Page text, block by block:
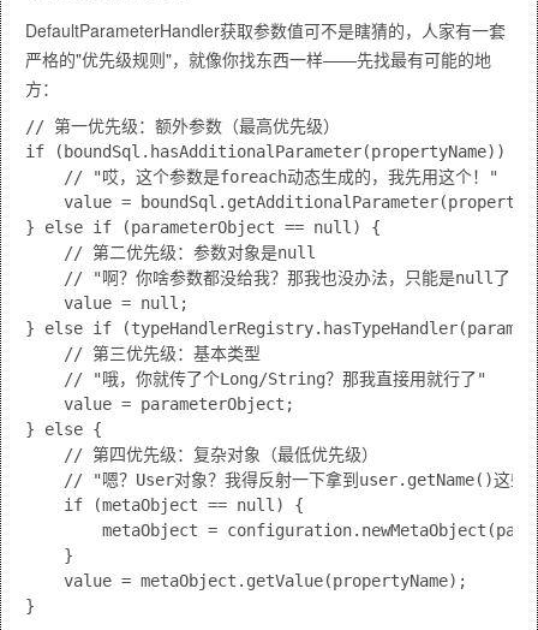
DefaultParameterHandler获取参数值可不是瞎猜的，人家有一套
严格的"优先级规则"，就像你找东西一样——先找最有可能的地
方：
// 第一优先级：额外参数（最高优先级）
if (boundSql.hasAdditionalParameter(propertyName)) {
    // "哎，这个参数是foreach动态生成的，我先用这个！"
value =
} else if (parameterObject == null) {
    // 第二优先级：参数对象是null
    // "啊？你啥参数都没给我？那我也没办法，只能是null了"
    value = null;
} else if
    // 第三优先级：基本类型
    // "哦，你就传了个Long/String？那我直接用就行了"
    value = parameterObject;
} else {
    // 第四优先级：复杂对象（最低优先级）
// "嗯？User对象？我得反射一下拿到user.getName()这些
    if (metaObject == null) {
metaObject =
    }
    value = metaObject.getValue(propertyName);